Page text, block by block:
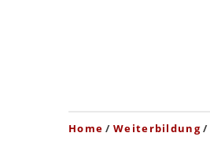
Home Weiterbildung